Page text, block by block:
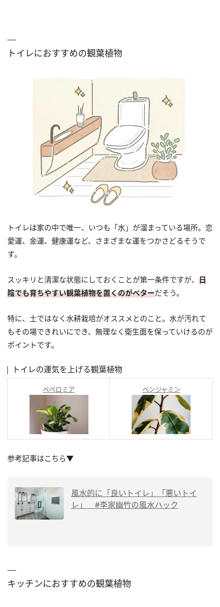
トイレにおすすめの観葉植物
トイレは家の中で唯一、いつも「水」が溜まっている場所。恋
愛運、金運、健康運など、さまざまな運をつかさどるそうで
す。
スッキリと清潔な状態にしておくことが第一条件ですが、 日
陰でも育ちやすい観葉植物を置くのがベターだそう。
特に、土ではなく水耕栽培がオススメとのこと。水が汚れて
もその場できれいにでき、無理なく衛生面を保っていけるのが
ポイントです。
トイレの運気を上げる観葉植物
ペペロミア ベンジャミン
参考記事はこちら▼
風水的に「良いトイレ」「悪いトイ
レ」 #李家幽竹の風水ハック
キッチンにおすすめの観葉植物